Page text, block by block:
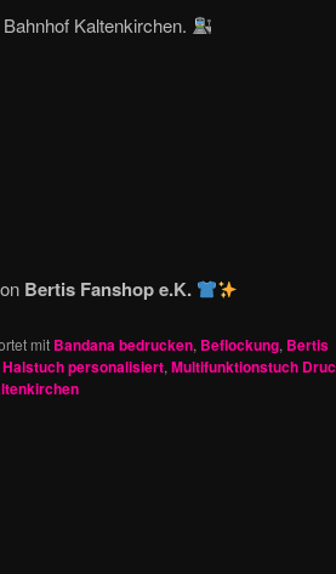
Kaltenkirchen.
Bertis Fanshop e.K.
mit Bandana bedrucken, Beflockung, Bertis
Halstuch personalisiert, Multifunktionstuch